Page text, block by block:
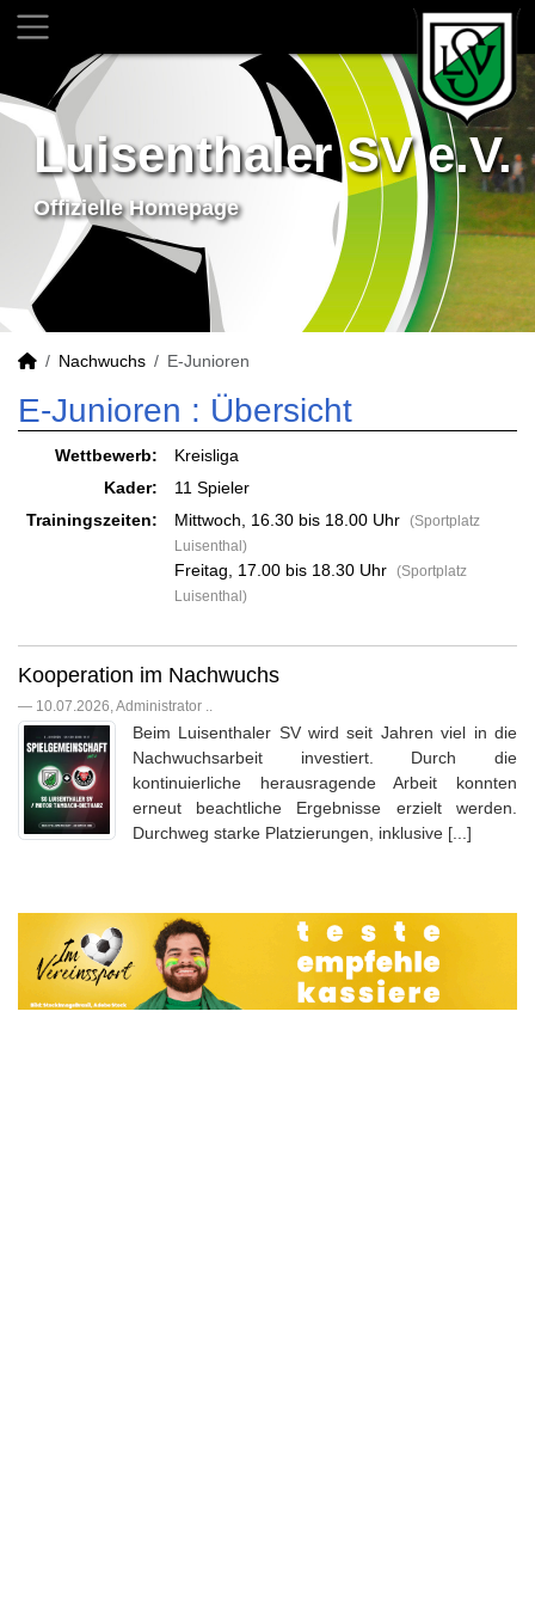
Luisenthaler SV e.V.
Offizielle Homepage
Nachwuchs E-Junioren
E-Junioren : Übersicht
Wettbewerb:
Kreisliga
Kader:
11 Spieler
Trainingszeiten:
Mittwoch, 16.30 bis 18.00 Uhr (Sportplatz
Luisenthal)
Freitag, 17.00 bis 18.30 Uhr (Sportplatz
Luisenthal)
Kooperation im Nachwuchs
— 10.07.2026, Administrator ..
Beim Luisenthaler SV wird seit Jahren viel in die
Nachwuchsarbeit investiert. Durch die
kontinuierliche herausragende Arbeit konnten
erneut beachtliche Ergebnisse erzielt werden.
Durchweg starke Platzierungen, inklusive [...]